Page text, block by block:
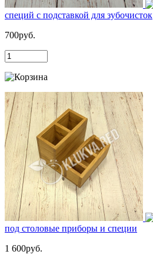
специй с подставкой для зубочисток
700руб.
под столовые приборы и специи
1 600руб.